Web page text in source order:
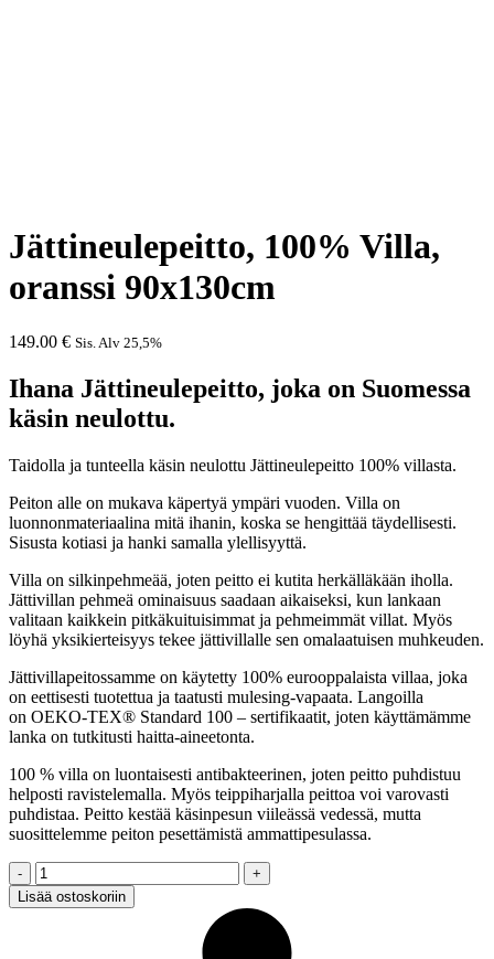
Jättineulepeitto, 100% Villa,
oranssi 90x130cm
149.00 € Sis. Alv 25,5%
Ihana Jättineulepeitto, joka on Suomessa
käsin neulottu.
Taidolla ja tunteella käsin neulottu Jättineulepeitto 100% villasta.
Peiton alle on mukava käpertyä ympäri vuoden. Villa on
luonnonmateriaalina mitä ihanin, koska se hengittää täydellisesti.
Sisusta kotiasi ja hanki samalla ylellisyyttä.
Villa on silkinpehmeää, joten peitto ei kutita herkälläkään iholla.
Jättivillan pehmeä ominaisuus saadaan aikaiseksi, kun lankaan
valitaan kaikkein pitkäkuituisimmat ja pehmeimmät villat. Myös
löyhä yksikierteisyys tekee jättivillalle sen omalaatuisen muhkeuden.
Jättivillapeitossamme on käytetty 100% eurooppalaista villaa, joka
on eettisesti tuotettua ja taatusti mulesing-vapaata. Langoilla
on OEKO-TEX® Standard 100 – sertifikaatit, joten käyttämämme
lanka on tutkitusti haitta-aineetonta.
100 % villa on luontaisesti antibakteerinen, joten peitto puhdistuu
helposti ravistelemalla. Myös teippiharjalla peittoa voi varovasti
puhdistaa. Peitto kestää käsinpesun viileässä vedessä, mutta
suosittelemme peiton pesettämistä ammattipesulassa.
Jättineulepeitto,
100%
Villa,
Lisää ostoskoriin